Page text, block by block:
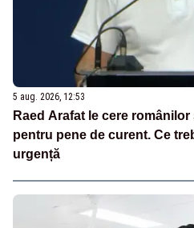
5 aug. 2026, 12:53
Raed Arafat le cere
pentru pene de curent. Ce
urgență